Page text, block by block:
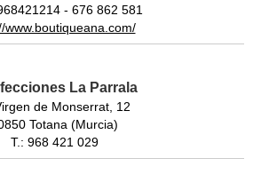
- 676 862 581
www.boutiqueana.com/
La Parrala
de Monserrat, 12
Totana (Murcia)
T.: 968 421 029